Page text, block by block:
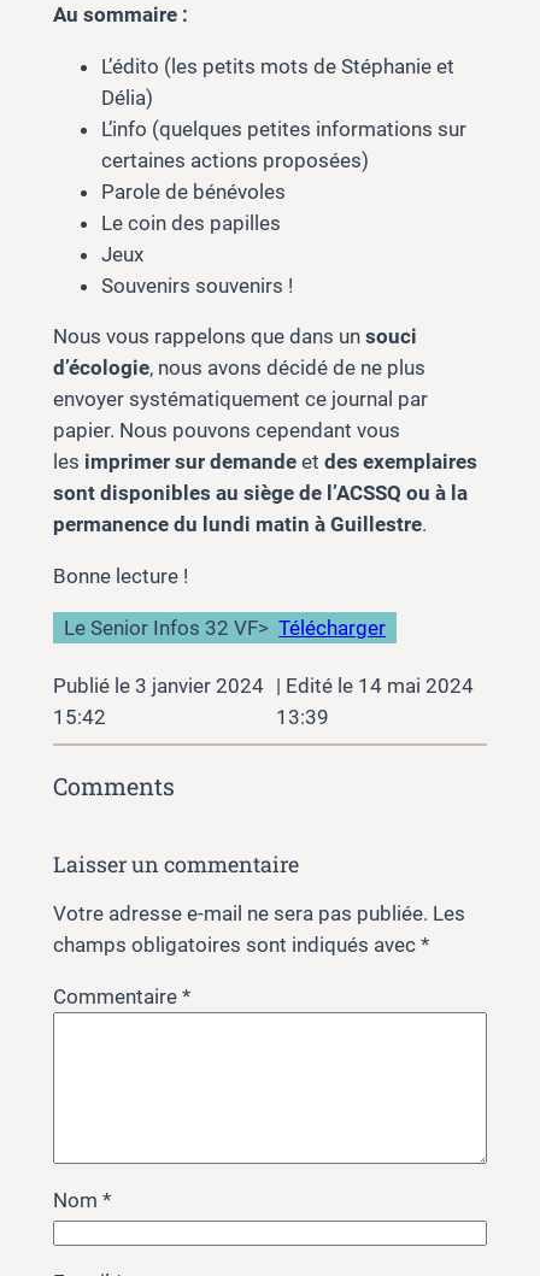
Au sommaire :
L’édito (les petits mots de Stéphanie et
Délia)
L’info (quelques petites informations sur
certaines actions proposées)
Parole de bénévoles
Le coin des papilles
Jeux
Souvenirs souvenirs !
Nous vous rappelons que dans un souci
d’écologie, nous avons décidé de ne plus
envoyer systématiquement ce journal par
papier. Nous pouvons cependant vous
les imprimer sur demandeet des exemplaires
sont disponibles au siège de l’ACSSQ ou à la
permanence du lundi matin à Guillestre.
Bonne lecture !
Le Senior Infos 32 VF> Télécharger
3 janvier 2024
15:42
14 mai 2024
13:39
Comments
Laisser un commentaire
Votre adresse e-mail ne sera pas publiée. Les
champs obligatoires sont indiqués avec *
Commentaire *
Nom *